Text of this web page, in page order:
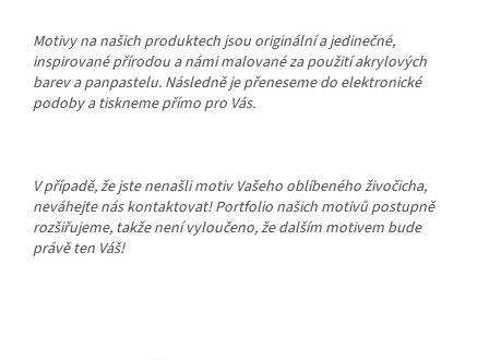
Motivy na našich produktech jsou originální a jedinečné,
inspirované přírodou a námi malované za použití akrylových
barev a panpastelu. Následně je přeneseme do elektronické
podoby a tiskneme přímo pro Vás.
V případě, že jste nenašli motiv Vašeho oblíbeného živočicha,
neváhejte nás kontaktovat! Portfolio našich motivů postupně
rozšiřujeme, takže není vyloučeno, že dalším motivem bude
právě ten Váš!